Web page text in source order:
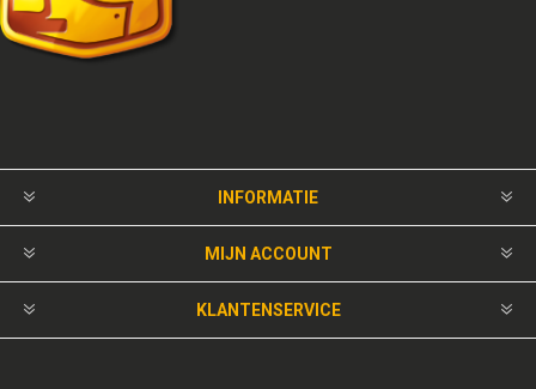
INFORMATIE
MIJN ACCOUNT
KLANTENSERVICE